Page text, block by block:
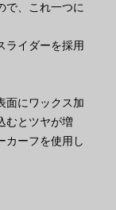
で、これ一つに
ライダーを採用
面にワックス加
むとツヤが増
カーフを使用し